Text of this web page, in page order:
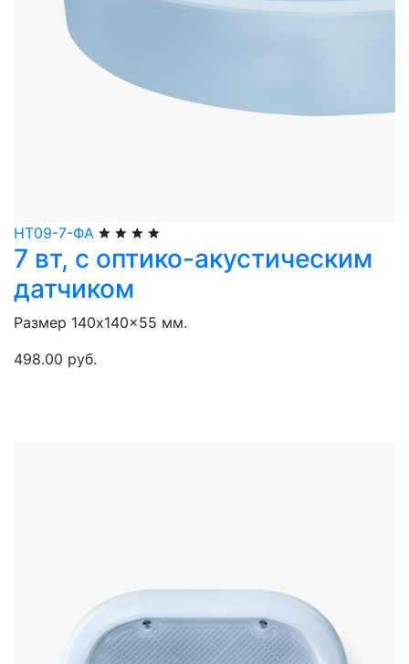
НТ09-7-ФА
7 вт, с оптико-акустическим
датчиком
Размер 140x140x55 мм.
498.00 руб.